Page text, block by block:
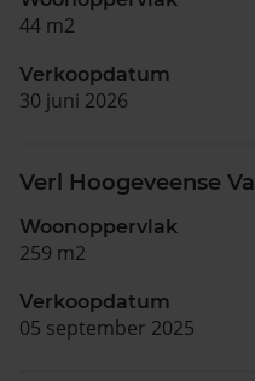
44 m2
Verkoopdatum
30 juni 2026
Verl Hoogeveense
Woonoppervlak
259 m2
Verkoopdatum
05 september 2025